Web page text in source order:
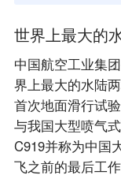
世界上最大的
中国航空工业集
界上最大的水陆
首次地面滑行试
与我国大型喷气
C919并称为中国
飞之前的最后工